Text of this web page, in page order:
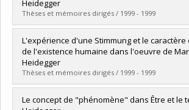
Diplôme obtenu :M.A.
Lien vers le document dans Papyrus
Heidegger
Thèses et mémoires dirigés / 1999 - 1999
Diplômé(e) : Schürch, Franz-Emmanuel
Cycle :Maîtrise
Diplôme obtenu :
Lien vers le document dans Papyrus
L'expérience d'une Stimmung et le
de l'existence humaine dans l'oeuvre de
Heidegger
Thèses et mémoires dirigés / 1999 - 1999
Diplômé(e) :Corbeil, Yvon
Le concept de "phénomène" dans Être et le